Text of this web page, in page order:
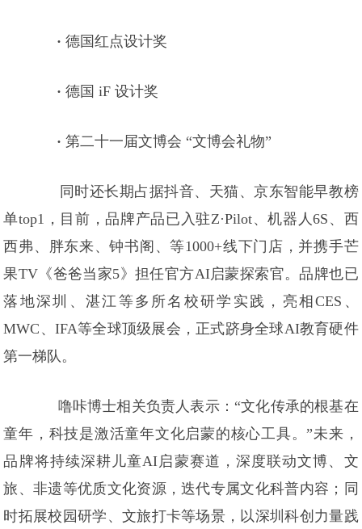
· 德国红点设计奖
· 德国 iF 设计奖
· 第二十一届文博会 “文博会礼物”
同时还长期占据抖音、天猫、京东智能早教榜
单top1，目前，品牌产品已入驻Z·Pilot、机器人6S、西
西弗、胖东来、钟书阁、等1000+线下门店，并携手芒
果TV《爸爸当家5》担任官方AI启蒙探索官。品牌也已
落地深圳、湛江等多所名校研学实践，亮相CES、
MWC、IFA等全球顶级展会，正式跻身全球AI教育硬件
第一梯队。
噜咔博士相关负责人表示：“文化传承的根基在
童年，科技是激活童年文化启蒙的核心工具。”未来，
品牌将持续深耕儿童AI启蒙赛道，深度联动文博、文
旅、非遗等优质文化资源，迭代专属文化科普内容；同
时拓展校园研学、文旅打卡等场景，以深圳科创力量践